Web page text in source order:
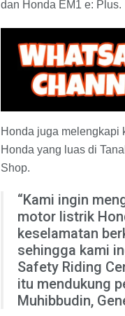
dan Honda EM1 e: Plus.
Honda juga melengkapi
Honda yang luas di
Shop.
“Kami ingin
motor listrik
keselamatan
sehingga kami
Safety Riding
itu mendukung
Muhibbudin,